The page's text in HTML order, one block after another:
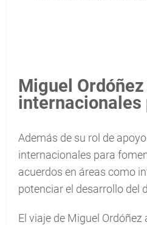
Miguel
internacionales
Además de su rol de
internacionales para
acuerdos en áreas como
potenciar el desarrollo del
El viaje de Miguel